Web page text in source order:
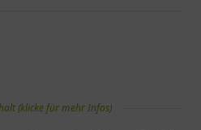
(klicke für mehr Infos)